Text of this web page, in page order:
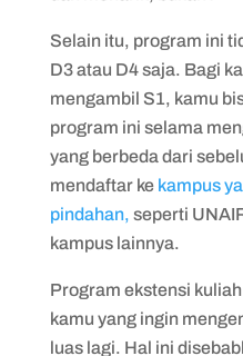
Selain itu, program ini
D3 atau D4 saja. Bagi
mengambil S1, kamu
program ini selama
yang berbeda dari
mendaftar ke kampus
pindahan, seperti
kampus lainnya.
Program ekstensi
kamu yang ingin
luas lagi. Hal ini